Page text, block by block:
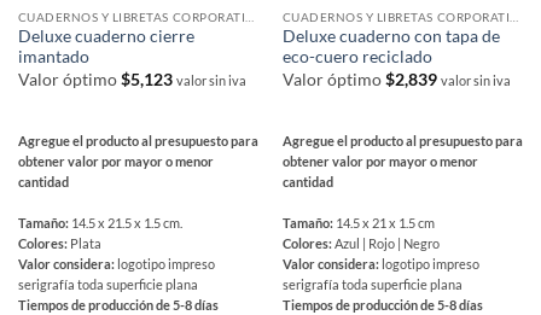
de
producto
de
producto
Deluxe cuaderno cierre
imantado
Valor óptimo$5,123 valor sin iva
Agregue el producto al presupuesto para
obtener valor por mayor o menor
cantidad
Tamaño: 14.5 x 21.5 x 1.5 cm.
Colores: Plata
Valor considera: logotipo impreso
serigrafía toda superficie plana
Tiempos de producción de 5-8 días
Deluxe cuaderno con tapa de
eco-cuero reciclado
Valor óptimo$2,839 valor sin iva
Agregue el producto al presupuesto para
obtener valor por mayor o menor
cantidad
Tamaño: 14.5 x 21 x 1.5 cm
Colores:Azul | Rojo | Negro
Valor considera: logotipo impreso
serigrafía toda superficie plana
Tiempos de producción de 5-8 días